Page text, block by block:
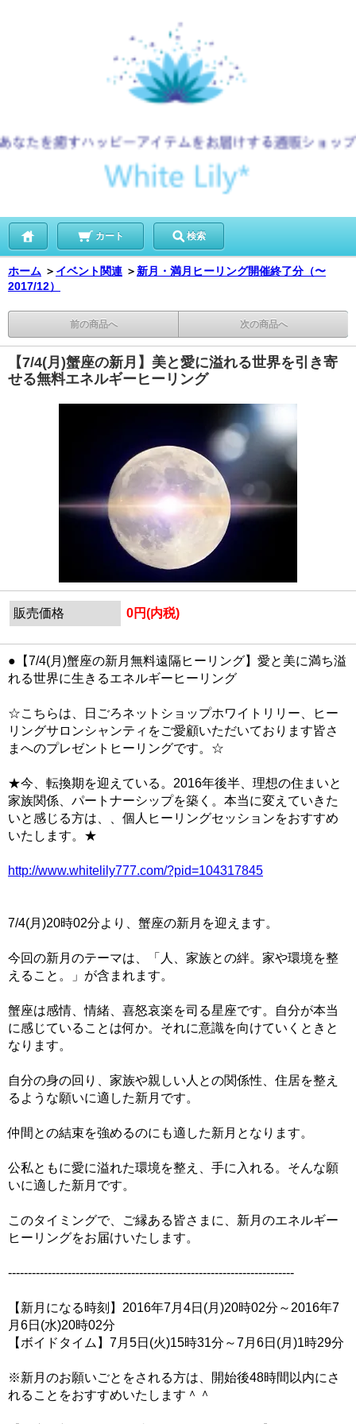
カート 検索
ホーム ＞ イベント関連 ＞ 新月・満月ヒーリング開催終了分（〜
2017/12）
前の商品へ 次の商品へ
【7/4(月)蟹座の新月】美と愛に溢れる世界を引き寄
せる無料エネルギーヒーリング
販売価格 0円(内税)
●【7/4(月)蟹座の新月無料遠隔ヒーリング】愛と美に満ち溢
れる世界に生きるエネルギーヒーリング
☆こちらは、日ごろネットショップホワイトリリー、ヒー
リングサロンシャンティをご愛顧いただいております皆さ
まへのプレゼントヒーリングです。☆
★今、転換期を迎えている。2016年後半、理想の住まいと
家族関係、パートナーシップを築く。本当に変えていきた
いと感じる方は、、個人ヒーリングセッションをおすすめ
いたします。★
http://www.whitelily777.com/?pid=104317845
7/4(月)20時02分より、蟹座の新月を迎えます。
今回の新月のテーマは、「人、家族との絆。家や環境を整
えること。」が含まれます。
蟹座は感情、情緒、喜怒哀楽を司る星座です。自分が本当
に感じていることは何か。それに意識を向けていくときと
なります。
自分の身の回り、家族や親しい人との関係性、住居を整え
るような願いに適した新月です。
仲間との結束を強めるのにも適した新月となります。
公私ともに愛に溢れた環境を整え、手に入れる。そんな願
いに適した新月です。
このタイミングで、ご縁ある皆さまに、新月のエネルギー
ヒーリングをお届けいたします。
------------------------------------------------------------------------
【新月になる時刻】2016年7月4日(月)20時02分～2016年7
月6日(水)20時02分
【ボイドタイム】7月5日(火)15時31分～7月6日(月)1時29分
※新月のお願いごとをされる方は、開始後48時間以内にさ
れることをおすすめいたします＾＾